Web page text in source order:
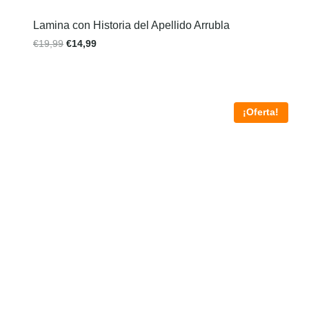
Lamina con Historia del Apellido Arrubla
€19,99 €14,99
¡Oferta!